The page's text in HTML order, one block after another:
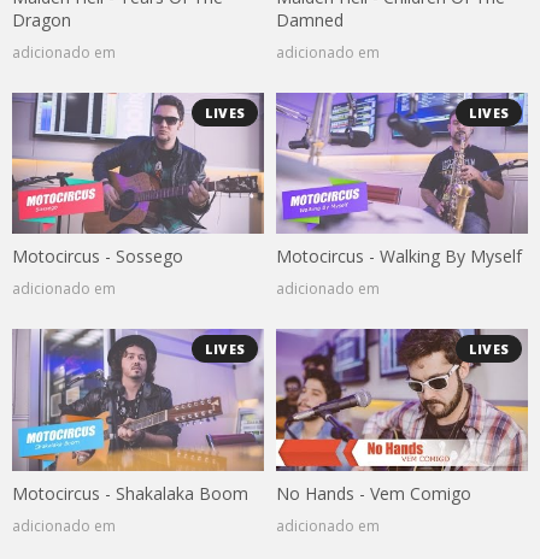
Dragon
adicionado em
Damned
adicionado em
LIVES
Motocircus - Sossego
adicionado em
LIVES
Motocircus - Walking By Myself
adicionado em
LIVES
Motocircus - Shakalaka Boom
adicionado em
LIVES
No Hands - Vem Comigo
adicionado em